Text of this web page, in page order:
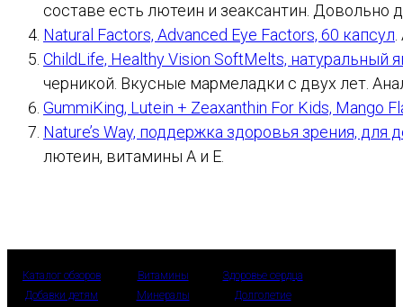
составе есть лютеин и зеаксантин. Довольно
Natural Factors, Advanced Eye Factors, 60 капсул
ChildLife, Healthy Vision SoftMelts, натуральный
черникой. Вкусные мармеладки с двух лет.
GummiKing, Lutein + Zeaxanthin For Kids, Mango
Nature’s Way, поддержка здоровья зрения,
лютеин, витамины А и Е.
Каталог обзоров
Добавки детям
Витамины
Минералы
Здоровье сердца
Долголетие